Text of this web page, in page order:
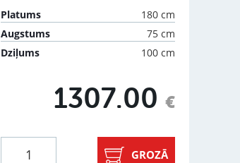
Platums
180 cm
Augstums
75 cm
Dziļums
100 cm
1307.00 €
GROZĀ